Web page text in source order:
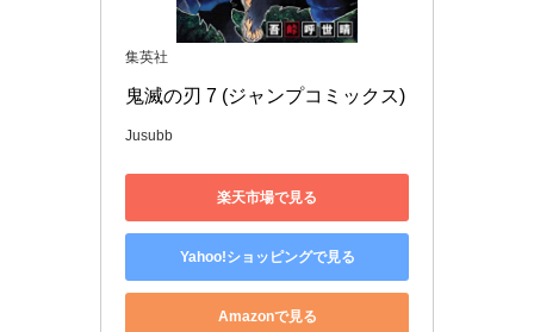
集英社
鬼滅の刃 7 (ジャンプコミックス)
Jusubb
楽天市場で見る
Yahoo!ショッピングで見る
Amazonで見る